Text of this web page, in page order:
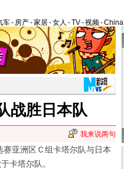
车- 房产-家居-女人 -TV-视频-
战胜日本队
我来说两句
亚洲区Ｃ组卡塔尔队与日本
卡塔尔队。